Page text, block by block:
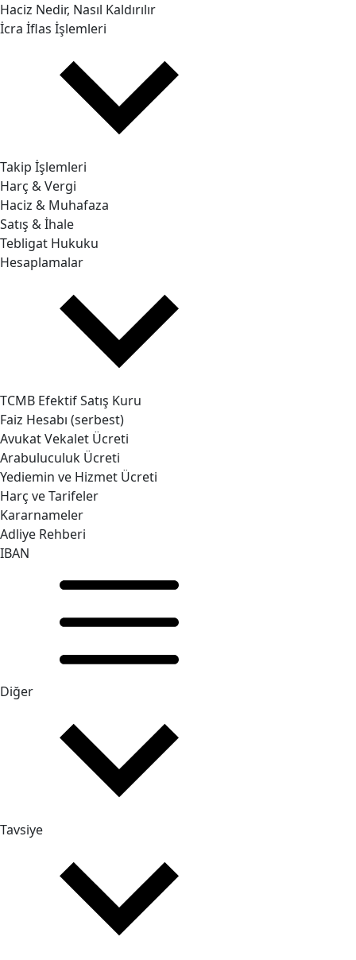
Haciz Nedir, Nasıl Kaldırılır
İcra İflas İşlemleri
Takip İşlemleri
Harç & Vergi
Haciz & Muhafaza
Satış & İhale
Tebligat Hukuku
Hesaplamalar
TCMB Efektif Satış Kuru
Faiz Hesabı (serbest)
Avukat Vekalet Ücreti
Arabuluculuk Ücreti
Yediemin ve Hizmet Ücreti
Harç ve Tarifeler
Kararnameler
Adliye Rehberi
IBAN
Diğer
Tavsiye